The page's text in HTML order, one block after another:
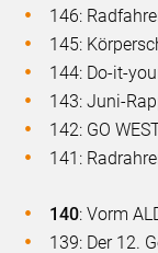
146:
145:
144: Do-it-
143: Juni-
142: GO
141:
140: Vorm
139: Der 12.